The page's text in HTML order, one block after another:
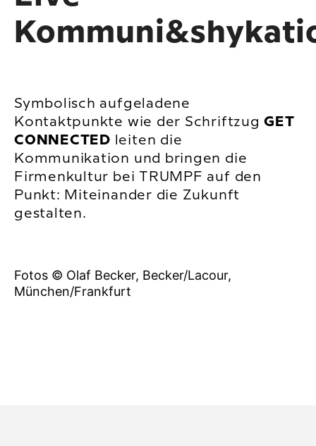
Symbolisch aufgeladene
Kontaktpunkte wie der SchriftzugGET
CONNECTED leiten die
Kommunikation und bringen die
Firmenkultur bei TRUMPF auf den
Punkt: Miteinander die Zukunft
gestalten.
Fotos © Olaf Becker, Becker/Lacour,
München/Frankfurt